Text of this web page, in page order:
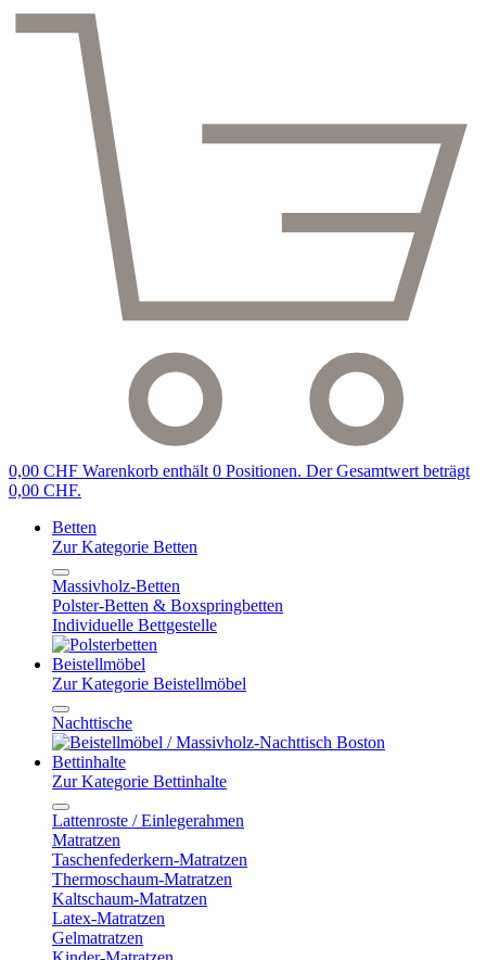
0,00 CHF Warenkorb enthält 0 Positionen. Der Gesamtwert beträgt
0,00 CHF.
Betten
Zur Kategorie Betten
Massivholz-Betten
Polster-Betten & Boxspringbetten
Individuelle Bettgestelle
Beistellmöbel
Zur Kategorie Beistellmöbel
Nachttische
Bettinhalte
Zur Kategorie Bettinhalte
Lattenroste / Einlegerahmen
Matratzen
Taschenfederkern-Matratzen
Thermoschaum-Matratzen
Kaltschaum-Matratzen
Latex-Matratzen
Gelmatratzen